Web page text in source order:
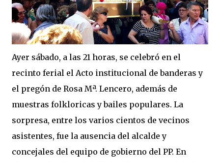
Ayer sábado, a las 21 horas, se celebró en el
recinto ferial el Acto institucional de banderas y
el pregón de Rosa Mª. Lencero, además de
muestras folkloricas y bailes populares. La
sorpresa, entre los varios cientos de vecinos
asistentes, fue la ausencia del alcalde y
concejales del equipo de gobierno del PP. En